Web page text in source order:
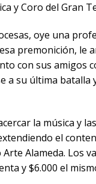
y Coro del Gran
oye una
premonición, le
con sus amigos
a su última batalla
la música y
el
Alameda. Los
y $6.000 el